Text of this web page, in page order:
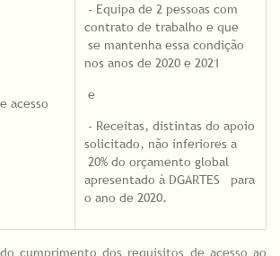
acesso
- Equipa de 2 pessoas com
contrato de trabalho e que
se mantenha essa condição
nos anos de 2020 e 2021
e
- Receitas, distintas do apoio
solicitado, não inferiores a
20% do orçamento global
apresentado à DGARTES para
o ano de 2020.
cumprimento dos requisitos de acesso ao